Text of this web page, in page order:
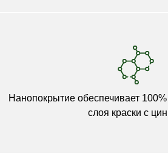
Нанопокрытие обеспечивает
слоя краски с